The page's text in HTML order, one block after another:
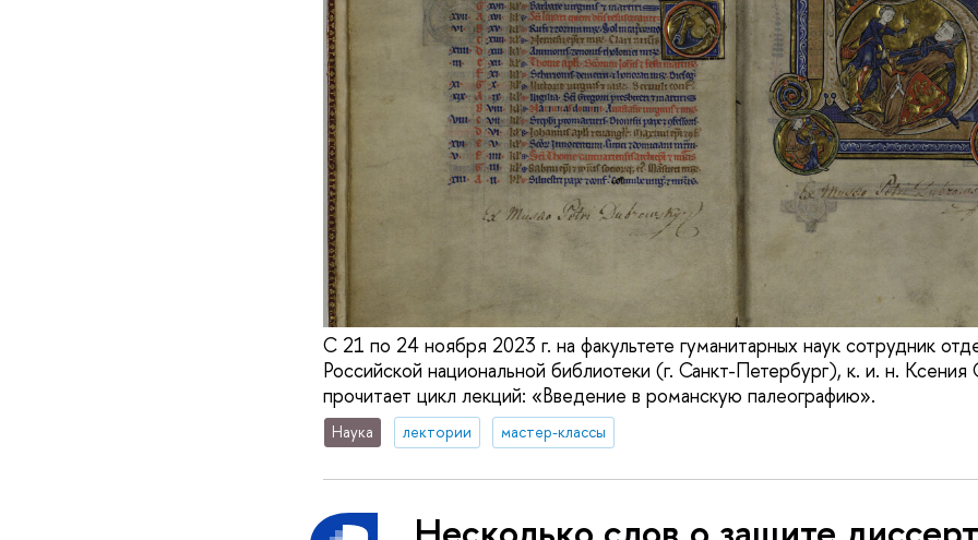
С 21 по 24 ноября 2023 г. на факультете гуманитарных наук сотрудник
Российской национальной библиотеки (г. Санкт-Петербург), к. и. н. Ксения
прочитает цикл лекций: «Введение в романскую палеографию».
Наука лектории мастер-классы